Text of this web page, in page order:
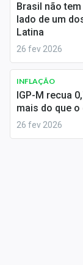
Brasil não
lado de um
Latina
26 fev 2026
INFLAÇÃO
IGP-M recua
mais do que o
26 fev 2026